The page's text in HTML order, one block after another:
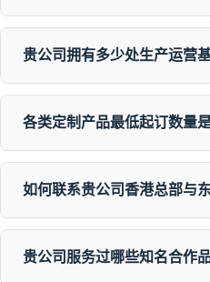
贵公司拥有多少处生产运营基
各类定制产品最低起订数量是
如何联系贵公司香港总部与
贵公司服务过哪些知名合作品